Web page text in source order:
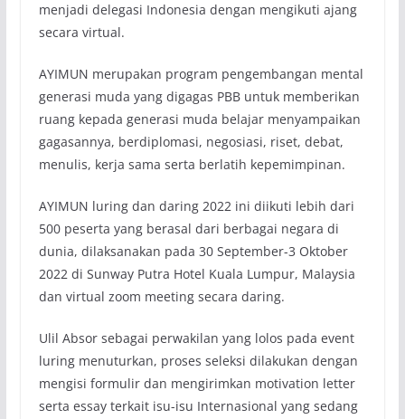
menjadi delegasi Indonesia dengan mengikuti ajang
secara virtual.
AYIMUN merupakan program pengembangan mental
generasi muda yang digagas PBB untuk memberikan
ruang kepada generasi muda belajar menyampaikan
gagasannya, berdiplomasi, negosiasi, riset, debat,
menulis, kerja sama serta berlatih kepemimpinan.
AYIMUN luring dan daring 2022 ini diikuti lebih dari
500 peserta yang berasal dari berbagai negara di
dunia, dilaksanakan pada 30 September-3 Oktober
2022 di Sunway Putra Hotel Kuala Lumpur, Malaysia
dan virtual zoom meeting secara daring.
Ulil Absor sebagai perwakilan yang lolos pada event
luring menuturkan, proses seleksi dilakukan dengan
mengisi formulir dan mengirimkan motivation letter
serta essay terkait isu-isu Internasional yang sedang